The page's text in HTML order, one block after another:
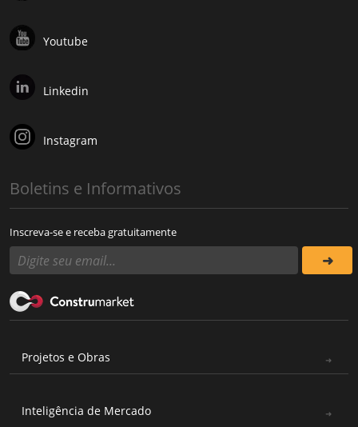
Youtube
Linkedin
Instagram
Boletins e Informativos
Inscreva-se e receba gratuitamente
Projetos e Obras
Inteligência de Mercado